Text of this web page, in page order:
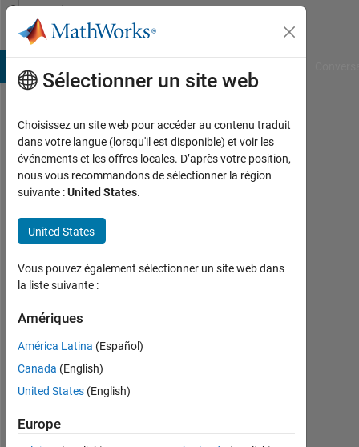
Passer au contenu
Community
Profile
Richard
McCormack
MathWorks
seen:
environ
mois il
|
Actif
depuis
Followers:
Sélectionner un site web
Choisissez un site web pour accéder au contenu traduit
dans votre langue (lorsqu'il est disponible) et voir les
événements et les offres locales. D’après votre position,
nous vous recommandons de sélectionner la région
suivante :United States.
United States
Vous pouvez également sélectionner un site web dans
la liste suivante :
Amériques
América Latina (Español)
Canada (English)
United States (English)
Europe